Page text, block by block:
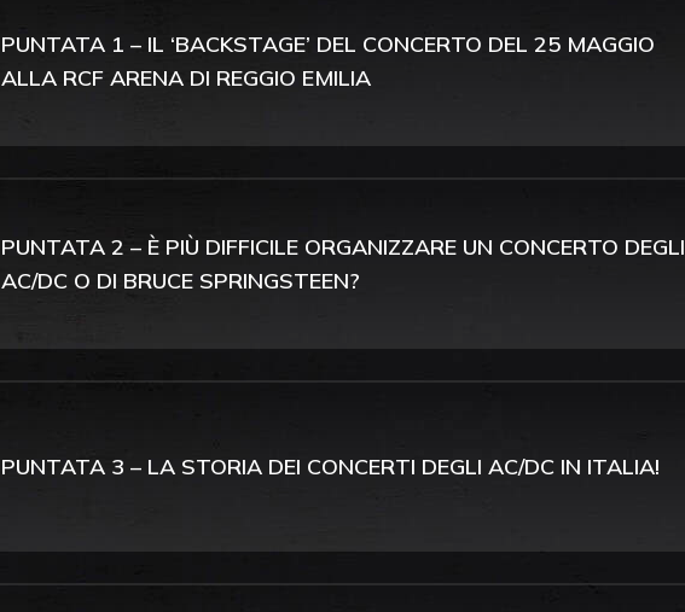
PUNTATA 1 – IL ‘BACKSTAGE’ DEL CONCERTO DEL 25 MAGGIO
ALLA RCF ARENA DI REGGIO EMILIA
PUNTATA 2 – È PIÙ DIFFICILE ORGANIZZARE UN CONCERTO DEGLI
AC/DC O DI BRUCE SPRINGSTEEN?
PUNTATA 3 – LA STORIA DEI CONCERTI DEGLI AC/DC IN ITALIA!